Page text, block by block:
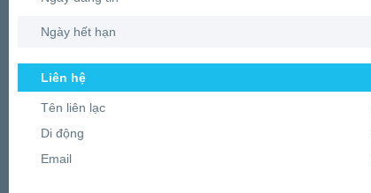
Ngày hết hạn
Liên hệ
Tên liên lạc
Di động
Email